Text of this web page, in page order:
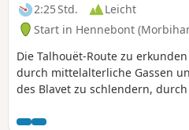
2:25 Std.
Leicht
Start in Hennebont
Die Talhouët-Route zu
durch mittelalterliche Gassen
des Blavet zu schlendern,
die Wohnsiedlungen und durch